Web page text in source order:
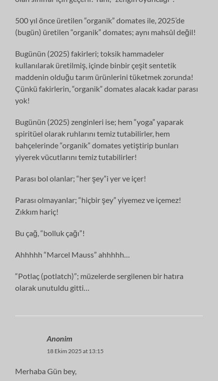
500 yıl önce üretilen “organik” domates ile, 2025’de
(bugün) üretilen “organik” domates; aynı mahsûl değil!
Bugünün (2025) fakirleri; toksik hammadeler
kullanılarak üretilmiş, içinde binbir çeşit sentetik
maddenin olduğu tarım ürünlerini tüketmek zorunda!
Çünkü fakirlerin, “organik” domates alacak kadar parası
yok!
Bugünün (2025) zenginleri ise; hem “yoga” yaparak
spiritüel olarak ruhlarını temiz tutabilirler, hem
bahçelerinde “organik” domates yetiştirip bunları
yiyerek vücutlarını temiz tutabilirler!
Parası bol olanlar; “her şey”i yer ve içer!
Parası olmayanlar; “hiçbir şey” yiyemez ve içemez!
Zıkkım hariç!
Bu çağ, “bolluk çağı”!
Ahhhhh “Marcel Mauss” ahhhhh…
“Potlaç (potlatch)”; müzelerde sergilenen bir hatıra
olarak unutuldu gitti…
Anonim
18 Ekim 2025 at 13:15
Merhaba Gün bey,